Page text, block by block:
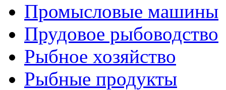
Промысловые машины
Прудовое рыбоводство
Рыбное хозяйство
Рыбные продукты